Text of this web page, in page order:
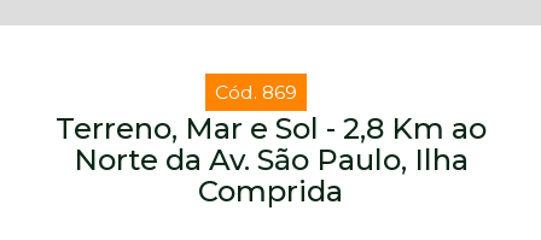
Cód. 869
Terreno, Mar e Sol - 2,8 Km ao
Norte da Av. São Paulo, Ilha
Comprida